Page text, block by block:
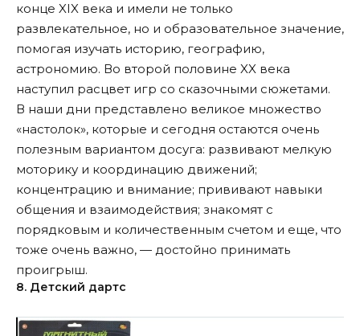
конце XIX века и имели не только
развлекательное, но и образовательное значение,
помогая изучать историю, географию,
астрономию. Во второй половине XX века
наступил расцвет игр со сказочными сюжетами.
В наши дни представлено великое множество
«настолок», которые и сегодня остаются очень
полезным вариантом досуга: развивают мелкую
моторику и координацию движений;
концентрацию и внимание; прививают навыки
общения и взаимодействия; знакомят с
порядковым и количественным счетом и еще, что
тоже очень важно, — достойно принимать
проигрыш.
8. Детский дартс